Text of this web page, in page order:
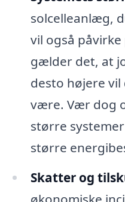
solcelleanlæg,
vil også
gælder det, at
desto højere vil
være. Vær dog
større
større
Skatter og